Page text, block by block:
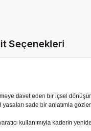
Seçenekleri
davet eden bir içsel
sade bir anlatımla
kullanımıyla kaderin